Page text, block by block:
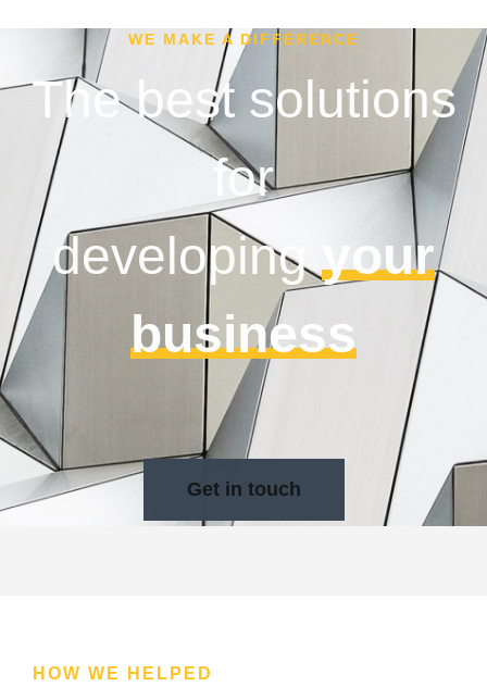
WE MAKE A DIFFERENCE
The best solutions
for
developingyour
business
Get in touch
HOW WE HELPED